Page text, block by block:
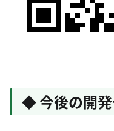
◆ 今後の開発